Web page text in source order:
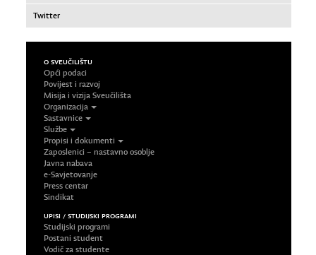
Twitter
O SVEUČILIŠTU
Opći podaci
Povijest i razvoj
Misija i vizija Sveučilišta
Organizacija
Sastavnice
Službe
Propisi i dokumenti
Zaposlenici – nastavno osoblje
Javna nabava
e-Savjetovanje
Press centar
Sindikat
UPISI / STUDIJSKI PROGRAMI
Studijski programi
Postani student
Vodič za studente